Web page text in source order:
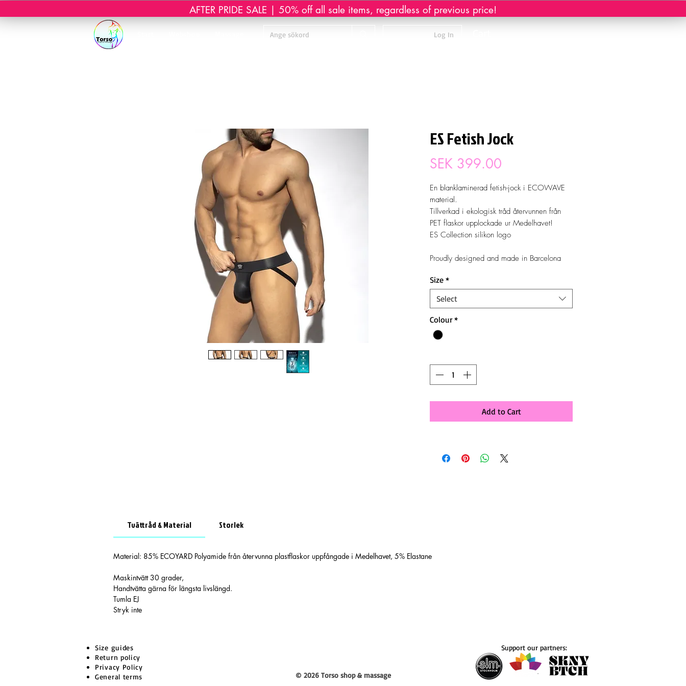
AFTER PRIDE SALE | 50% off all sale items, regardless of previous price!
Log In
ES Fetish Jock
SEK 399.00
En blanklaminerad fetish-jock i ECOWAVE
material.
Tillverkad i ekologisk tråd återvunnen från
PET flaskor upplockade ur Medelhavet!
ES Collection silikon logo
Proudly designed and made in Barcelona
Size *
Select
Colour *
Add to Cart
Tvättråd & Material Storlek
Material: 85% ECOYARD Polyamide från återvunna plastflaskor uppfångade i Medelhavet, 5% Elastane
Maskintvätt 30 grader,
Handtvätta gärna för längsta livslängd.
Tumla EJ
Stryk inte
Size guides
Return policy
Privacy Policy
General terms
Support our partners:
© 2026 Torso shop & massage